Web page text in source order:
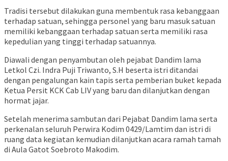
Tradisi tersebut dilakukan guna membentuk rasa kebanggaan
terhadap satuan, sehingga personel yang baru masuk satuan
memiliki kebanggaan terhadap satuan serta memiliki rasa
kepedulian yang tinggi terhadap satuannya.
Diawali dengan penyambutan oleh pejabat Dandim lama
Letkol Czi. Indra Puji Triwanto, S.H beserta istri ditandai
dengan pengalungan kain tapis serta pemberian buket kepada
Ketua Persit KCK Cab LIV yang baru dan dilanjutkan dengan
hormat jajar.
Setelah menerima sambutan dari Pejabat Dandim lama serta
perkenalan seluruh Perwira Kodim 0429/Lamtim dan istri di
ruang data kegiatan kemudian dilanjutkan acara ramah tamah
di Aula Gatot Soebroto Makodim.